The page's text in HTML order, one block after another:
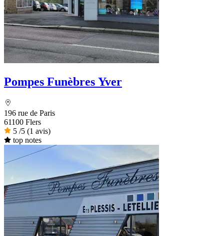
Pompes Funèbres Yver
196 rue de Paris
61100 Flers
5 /5 (1 avis)
top notes